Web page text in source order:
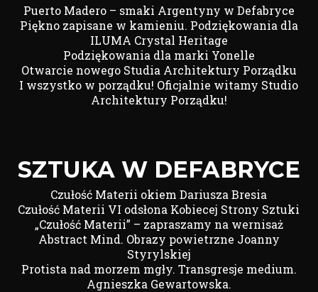
Puerto Madero – smaki Argentyny w Defabryce
Piękno zapisane w kamieniu. Podziękowania dla
ILUMA Crystal Heritage
Podziękowania dla marki Yonelle
Otwarcie nowego Studia Architektury Porządku
I wszystko w porządku! Oficjalnie witamy Studio
Architektury Porządku!
SZTUKA W DEFABRYCE
Czułość Materii okiem Dariusza Bresia
Czułość Materii VI odsłona Kobiecej Strony Sztuki
„Czułość Materii” – zapraszamy na wernisaż
Abstract Mind. Obrazy powietrzne Joanny
Styrylskiej
Protista nad morzem mgły. Transgresje medium.
Agnieszka Gewartowska.